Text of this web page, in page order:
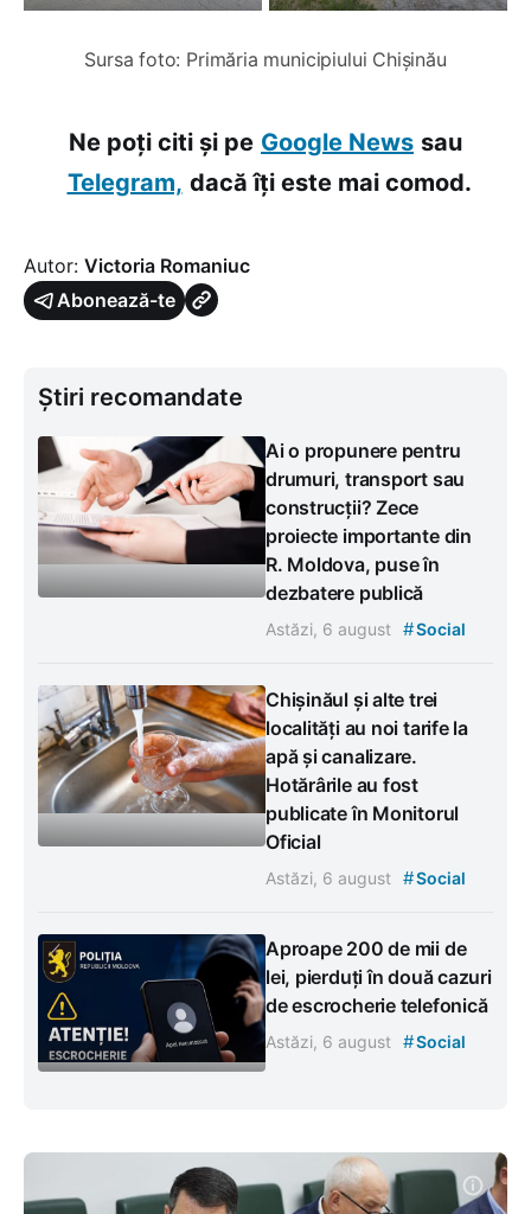
Sursa foto: Primăria municipiului Chișinău
Ne poți citi și pe Google News sau
Telegram, dacă îți este mai comod.
Autor: Victoria Romaniuc
Abonează-te
Știri recomandate
Ai o propunere pentru
drumuri, transport sau
construcții? Zece
proiecte importante din
R. Moldova, puse în
dezbatere publică
Astăzi, 6 august #Social
Chișinăul și alte trei
localități au noi tarife la
apă și canalizare.
Hotărârile au fost
publicate în Monitorul
Oficial
Astăzi, 6 august #Social
Aproape 200 de mii de
lei, pierduți în două cazuri
de escrocherie telefonică
Astăzi, 6 august #Social